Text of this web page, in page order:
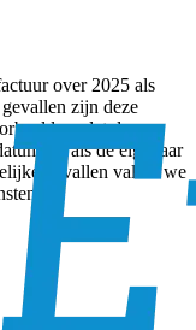
over 2025 als
zijn deze
omdat de
of als de eigenaar
gevallen vallen we